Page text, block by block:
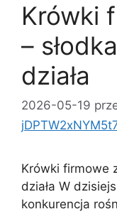
Krówki
–
działa
2026-05-19
Krówki firmowe
działa W
konkurencja